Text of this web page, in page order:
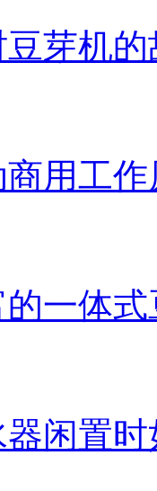
芽机的
用工
一体
闲置